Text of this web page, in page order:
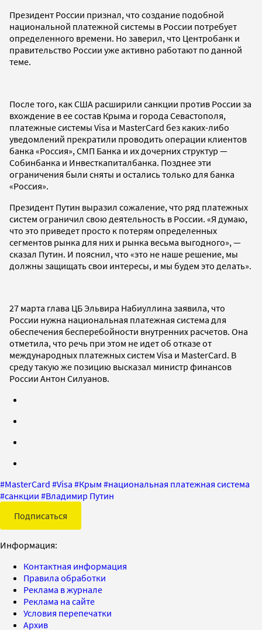
Президент России признал, что создание подобной
национальной платежной системы в России потребует
определенного времени. Но заверил, что Центробанк и
правительство России уже активно работают по данной
теме.
После того, как США расширили санкции против России за
вхождение в ее состав Крыма и города Севастополя,
платежные системы Visa и MasterCard без каких-либо
уведомлений прекратили проводить операции клиентов
банка «Россия», СМП Банка и их дочерних структур —
Собинбанка и Инвесткапиталбанка. Позднее эти
ограничения были сняты и остались только для банка
«Россия».
Президент Путин выразил сожаление, что ряд платежных
систем ограничил свою деятельность в России. «Я думаю,
что это приведет просто к потерям определенных
сегментов рынка для них и рынка весьма выгодного», —
сказал Путин. И пояснил, что «это не наше решение, мы
должны защищать свои интересы, и мы будем это делать».
27 марта глава ЦБ Эльвира Набиуллина заявила, что
России нужна национальная платежная система для
обеспечения бесперебойности внутренних расчетов. Она
отметила, что речь при этом не идет об отказе от
международных платежных систем Visa и MasterCard. В
среду такую же позицию высказал министр финансов
России Антон Силуанов.
#MasterCard #Visa #Крым #национальная платежная система
#санкции #Владимир Путин
Подписаться
Информация:
Контактная информация
Правила обработки
Реклама в журнале
Реклама на сайте
Условия перепечатки
Архив